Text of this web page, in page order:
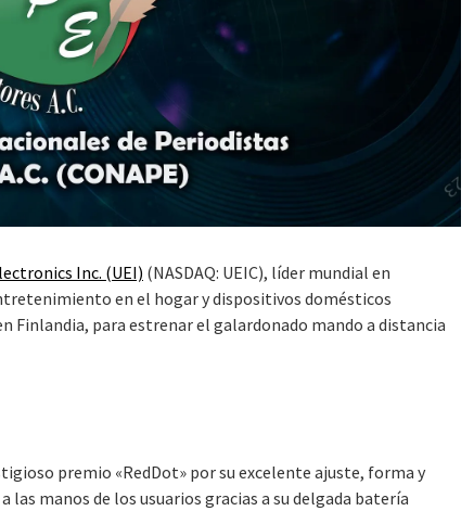
Inc. (UEI) (NASDAQ: UEIC), líder mundial en
en el hogar y dispositivos domésticos
Finlandia, para estrenar el galardonado mando a distancia
premio «RedDot» por su excelente ajuste, forma y
manos de los usuarios gracias a su delgada batería